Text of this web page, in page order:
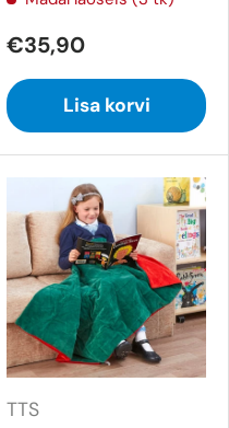
€35,90
Lisa korvi
TTS